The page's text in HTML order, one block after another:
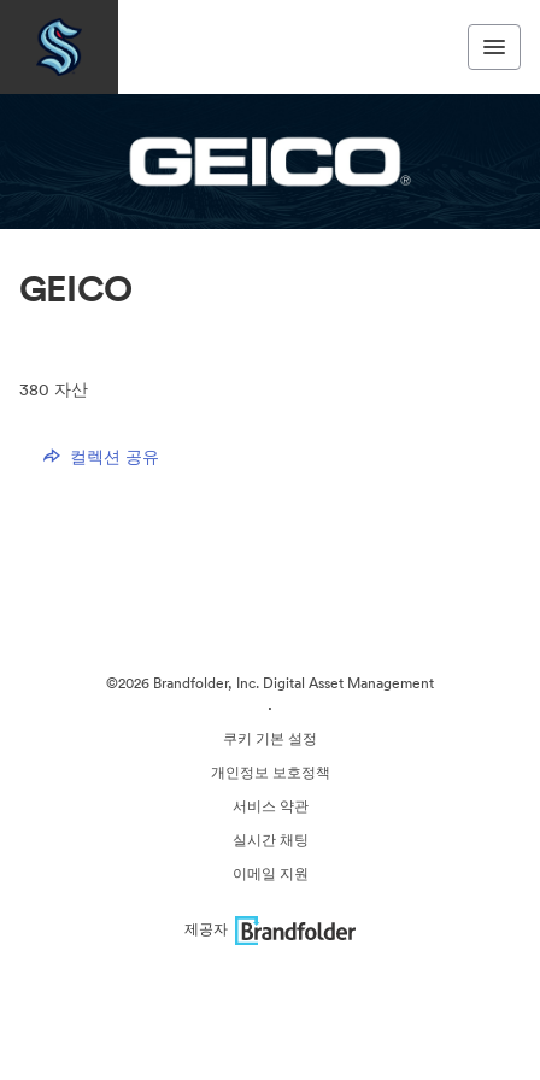
GEICO
380 자산
컬렉션 공유
©2026 Brandfolder, Inc. Digital Asset Management
·
쿠키 기본 설정
개인정보 보호정책
서비스 약관
실시간 채팅
이메일 지원
제공자